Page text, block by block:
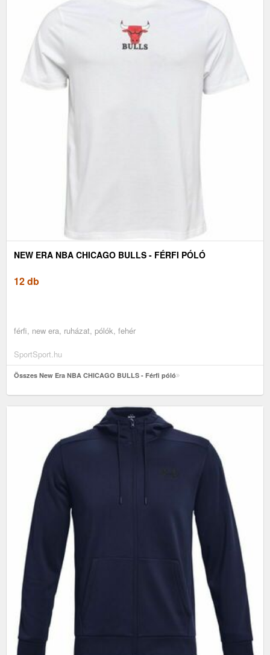
NEW ERA NBA CHICAGO BULLS - FÉRFI PÓLÓ
12 db
férfi, new era, ruházat, pólók, fehér
SportSport.hu
Összes New Era NBA CHICAGO BULLS - Férfi póló